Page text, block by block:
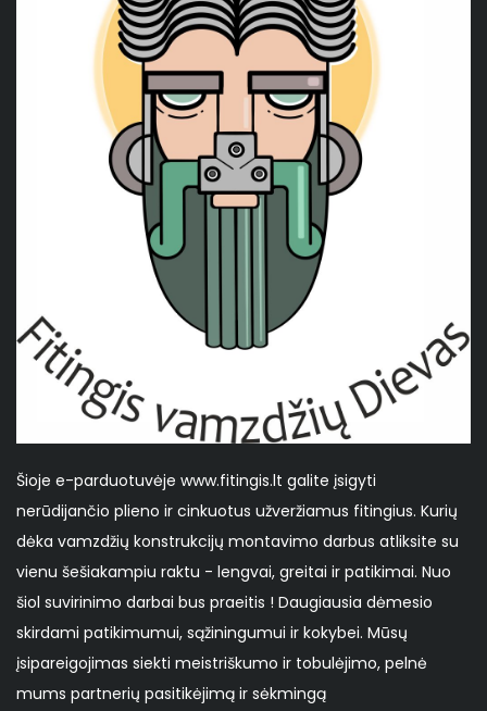
Šioje e-parduotuvėje www.fitingis.lt galite įsigyti
nerūdijančio plieno ir cinkuotus užveržiamus fitingius. Kurių
dėka vamzdžių konstrukcijų montavimo darbus atliksite su
vienu šešiakampiu raktu - lengvai, greitai ir patikimai. Nuo
šiol suvirinimo darbai bus praeitis ! Daugiausia dėmesio
skirdami patikimumui, sąžiningumui ir kokybei. Mūsų
įsipareigojimas siekti meistriškumo ir tobulėjimo, pelnė
mums partnerių pasitikėjimą ir sėkmingą